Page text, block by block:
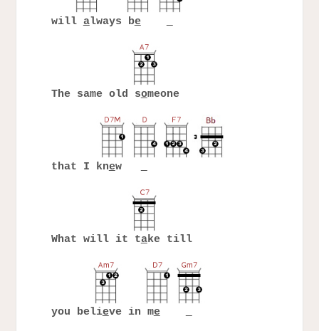
will always be
The same old someone
that I knew
What will it take till
you believe in me